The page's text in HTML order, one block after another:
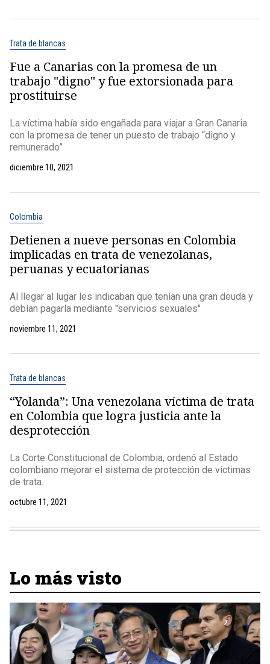
Trata de blancas
Fue a Canarias con la promesa de un
trabajo "digno" y fue extorsionada para
prostituirse
La víctima había sido engañada para viajar a Gran Canaria
con la promesa de tener un puesto de trabajo “digno y
remunerado”
diciembre 10, 2021
Colombia
Detienen a nueve personas en Colombia
implicadas en trata de venezolanas,
peruanas y ecuatorianas
Al llegar al lugar les indicaban que tenían una gran deuda y
debían pagarla mediante "servicios sexuales"
noviembre 11, 2021
Trata de blancas
“Yolanda”: Una venezolana víctima de trata
en Colombia que logra justicia ante la
desprotección
La Corte Constitucional de Colombia, ordenó al Estado
colombiano mejorar el sistema de protección de víctimas
de trata.
octubre 11, 2021
Lo más visto